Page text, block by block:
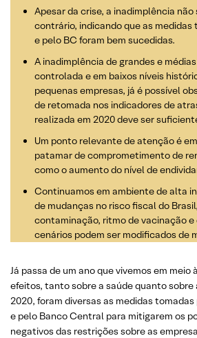
Apesar da crise, a inadimplência
contrário, indicando que as medidas
e pelo BC foram bem sucedidas.
A inadimplência de grandes e
controlada e em baixos níveis
pequenas empresas, já é possível
de retomada nos indicadores de
realizada em 2020 deve ser
Um ponto relevante de atenção é
patamar de comprometimento de
como o aumento do nível de
Continuamos em ambiente de alta
de mudanças no risco fiscal do
contaminação, ritmo de vacinação e
cenários podem ser modificados de
Já passa de um ano que vivemos em meio
efeitos, tanto sobre a saúde quanto sobre
2020, foram diversas as medidas
e pelo Banco Central para mitigarem os
negativos das restrições sobre as